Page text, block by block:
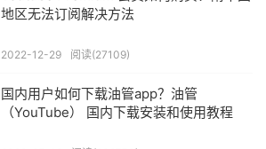
地区无法订阅解决方法
2022-12-29 阅读(27109)
国内用户如何下载油管app？油管
（YouTube） 国内下载安装和使用教程